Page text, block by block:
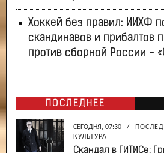
Хоккей без правил: ИИХФ
скандинавов и прибалтов
против сборной России -
ПОСЛЕДНЕЕ
СЕГОДНЯ, 07:30 /
КУЛЬТУРА
Скандал в ГИТИСе: